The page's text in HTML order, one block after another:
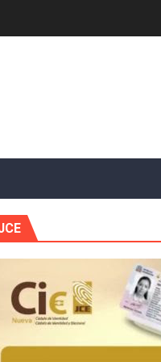
en lo que va de año
y Ejército RD
mujer presidente
después
Norte
por apagones en